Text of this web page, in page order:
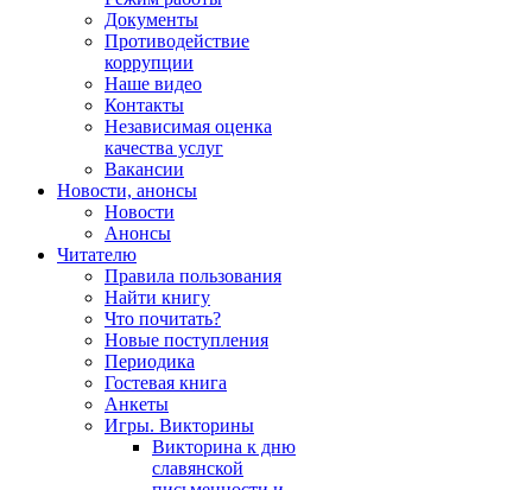
Документы
Противодействие
коррупции
Наше видео
Контакты
Независимая оценка
качества услуг
Вакансии
Новости, анонсы
Новости
Анонсы
Читателю
Правила пользования
Найти книгу
Что почитать?
Новые поступления
Периодика
Гостевая книга
Анкеты
Игры. Викторины
Викторина к дню
славянской